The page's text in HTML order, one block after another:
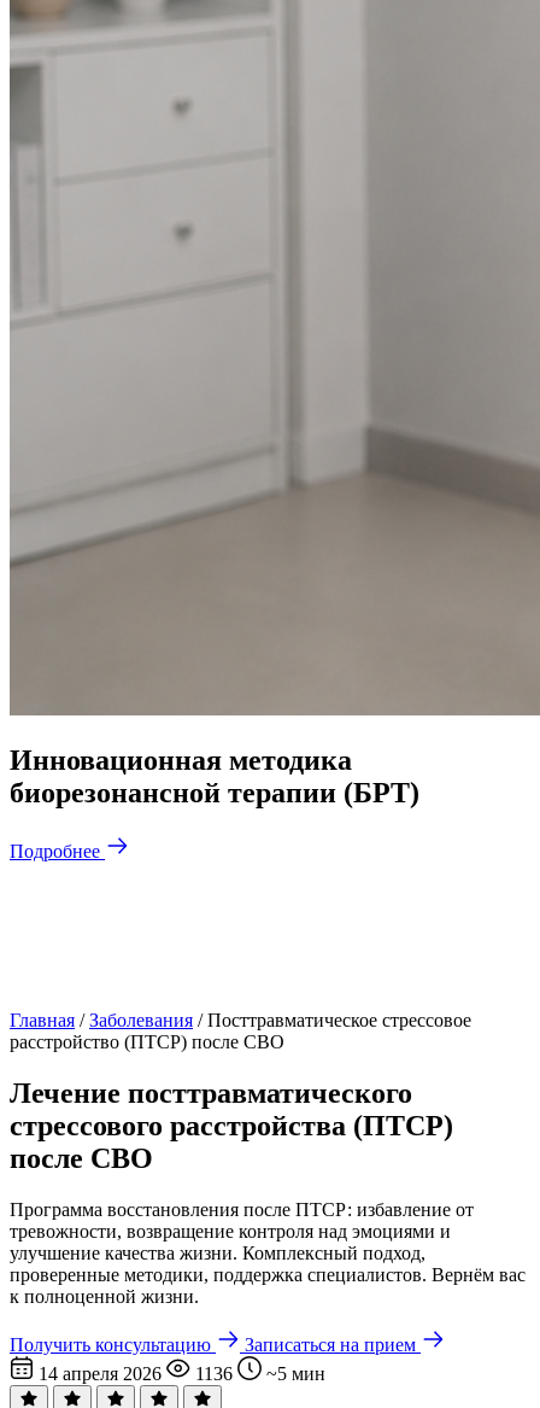
Инновационная методика
биорезонансной терапии (БРТ)
Подробнее
Главная /Заболевания /Посттравматическое стрессовое
расстройство (ПТСР) после СВО
Лечение посттравматического
стрессового расстройства (ПТСР)
после СВО
Программа восстановления после ПТСР: избавление от
тревожности, возвращение контроля над эмоциями и
улучшение качества жизни. Комплексный подход,
проверенные методики, поддержка специалистов. Вернём вас
к полноценной жизни.
Получить консультацию
Записаться на прием
14 апреля 2026
1136 ~5 мин